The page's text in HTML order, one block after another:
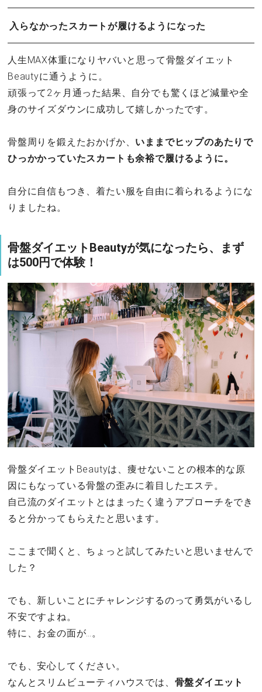
入らなかったスカートが履けるようになった
人生MAX体重になりヤバいと思って骨盤ダイエット
Beautyに通うように。
頑張って2ヶ月通った結果、自分でも驚くほど減量や全
身のサイズダウンに成功して嬉しかったです。
骨盤周りを鍛えたおかげか、 いままでヒップのあたりで
ひっかかっていたスカートも余裕で履けるように。
自分に自信もつき、着たい服を自由に着られるようにな
りましたね。
骨盤ダイエットBeautyが気になったら、まず
は500円で体験！
骨盤ダイエットBeautyは、痩せないことの根本的な原
因にもなっている骨盤の歪みに着目したエステ。
自己流のダイエットとはまったく違うアプローチをでき
ると分かってもらえたと思います。
ここまで聞くと、ちょっと試してみたいと思いませんで
した？
でも、新しいことにチャレンジするのって勇気がいるし
不安ですよね。
特に、お金の面が…。
でも、安心してください。
なんとスリムビューティハウスでは、 骨盤ダイエット